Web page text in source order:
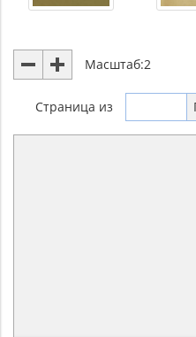
Масштаб:2
Страница из